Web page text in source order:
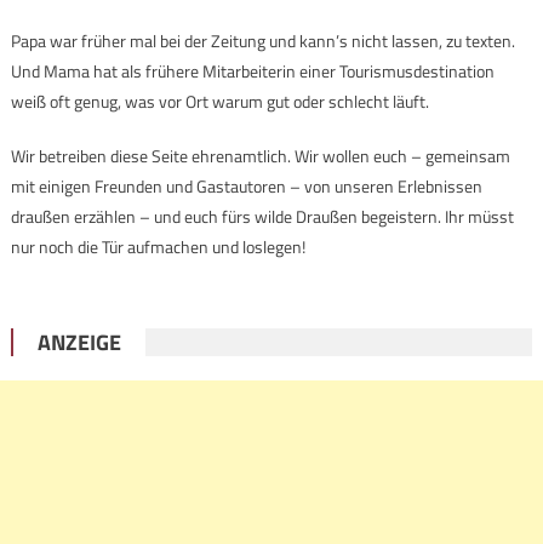
Papa war früher mal bei der Zeitung und kann’s nicht lassen, zu texten.
Und Mama hat als frühere Mitarbeiterin einer Tourismusdestination
weiß oft genug, was vor Ort warum gut oder schlecht läuft.
Wir betreiben diese Seite ehrenamtlich. Wir wollen euch – gemeinsam
mit einigen Freunden und Gastautoren – von unseren Erlebnissen
draußen erzählen – und euch fürs wilde Draußen begeistern. Ihr müsst
nur noch die Tür aufmachen und loslegen!
ANZEIGE